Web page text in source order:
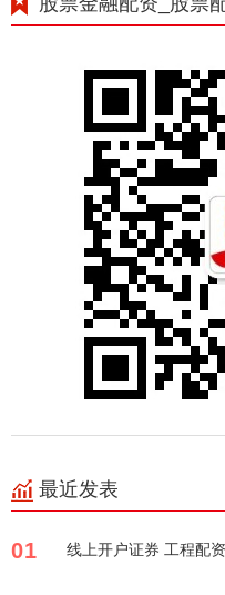
最近发表
01 线上开户证券 工程配